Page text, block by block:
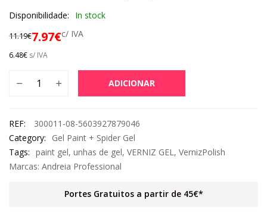
Disponibilidade: In stock
11.19€7.97€c/ IVA
6.48€ s/ IVA
ADICIONAR
REF:
300011-08-5603927879046
Category:
Gel Paint + Spider Gel
Tags: paint gel, unhas de gel, VERNIZ GEL, VernizPolish
Marcas: Andreia Professional
Portes Gratuitos a partir de 45€*